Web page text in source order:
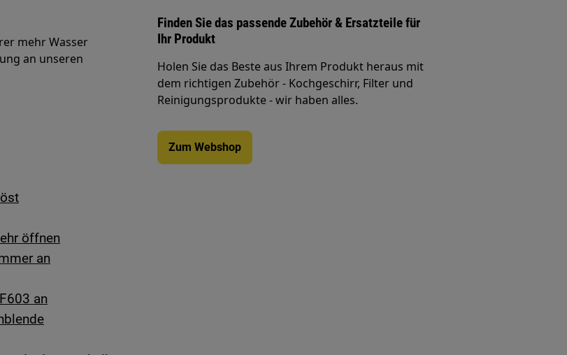
mehr Wasser
an unseren
öffnen
an
an
Finden Sie das passende Zubehör & Ersatzteile für
Ihr Produkt
Holen Sie das Beste aus Ihrem Produkt heraus mit
dem richtigen Zubehör - Kochgeschirr, Filter und
Reinigungsprodukte - wir haben alles.
Zum Webshop